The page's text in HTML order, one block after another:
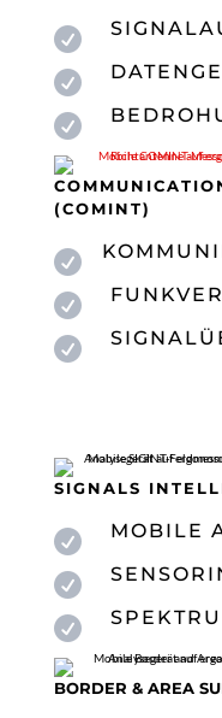



(COMINT)



SIGNALS
 MOBILE


BORDER & AREA